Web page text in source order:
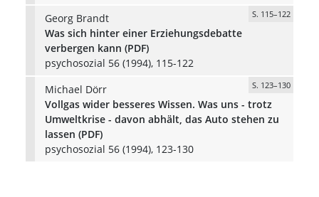
Georg Brandt
S. 115–122
Was sich hinter einer Erziehungsdebatte
verbergen kann (PDF)
psychosozial 56 (1994), 115-122
Michael Dörr
S. 123–130
Vollgas wider besseres Wissen. Was uns - trotz
Umweltkrise - davon abhält, das Auto stehen zu
lassen (PDF)
psychosozial 56 (1994), 123-130